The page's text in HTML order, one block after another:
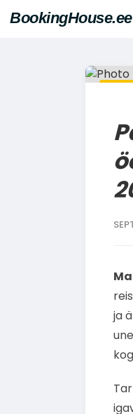
BookingHouse.ee
ja